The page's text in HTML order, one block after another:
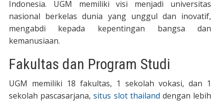
Indonesia. UGM memiliki visi menjadi universitas
nasional berkelas dunia yang unggul dan inovatif,
mengabdi kepada kepentingan bangsa dan
kemanusiaan.
Fakultas dan Program Studi
UGM memiliki 18 fakultas, 1 sekolah vokasi, dan 1
sekolah pascasarjana,situs slot thailand dengan lebih